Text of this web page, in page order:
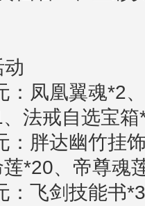
：凤凰翼魂*2
法戒自选宝箱
：胖达幽竹挂
*20、帝尊魂
：飞剑技能书